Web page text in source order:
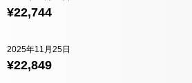
¥22,744
¥22,849
2025年11月25日